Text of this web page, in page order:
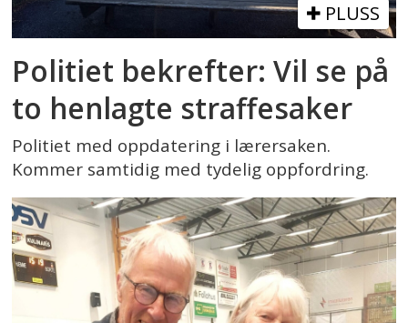
PLUSS
Politiet bekrefter: Vil se på
to henlagte straffesaker
Politiet med oppdatering i lærersaken.
Kommer samtidig med tydelig oppfordring.